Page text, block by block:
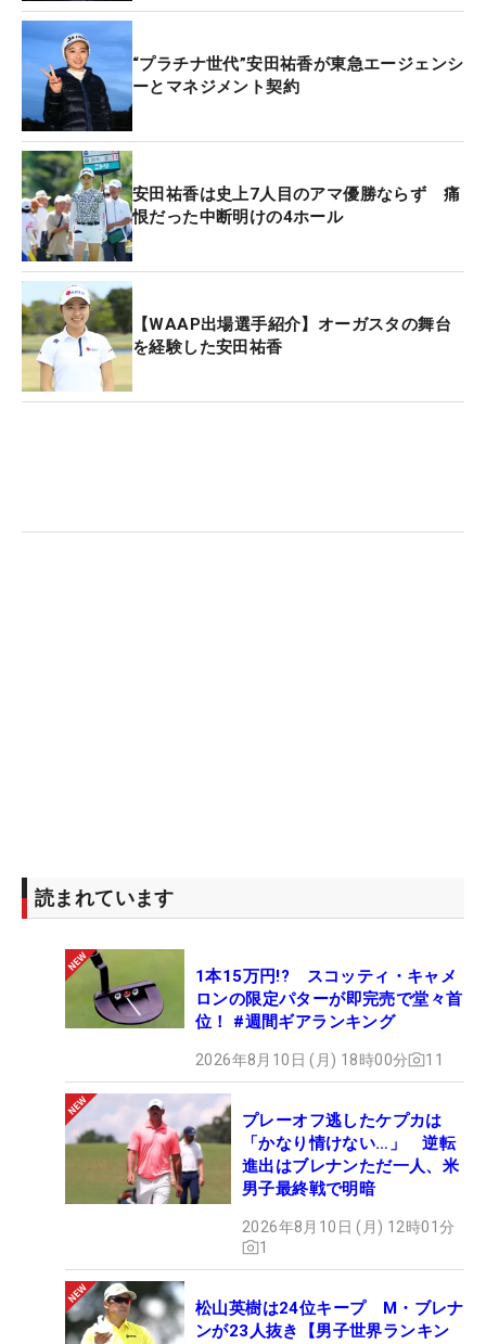
直すこと。原因は“トップの間”がないから。手と体
が同時に動いて引っかけてしまうんです。それを直
すために、自分でいろいろドリルを考えて取り組ん
でいます」
“プラチナ世代”安田祐香が東急エージェンシ
ーとマネジメント契約
安田祐香は史上7人目のアマ優勝ならず 痛
恨だった中断明けの4ホール
【WAAP出場選手紹介】オーガスタの舞台
を経験した安田祐香
読まれています
1本15万円!? スコッティ・キャメ
ロンの限定パターが即完売で堂々首
位！ #週間ギアランキング
2026年8月10日 (月) 18時00分 11
プレーオフ逃したケプカは
「かなり情けない…」 逆転
進出はブレナンただ一人、米
男子最終戦で明暗
2026年8月10日 (月) 12時01分
1
松山英樹は24位キープ M・ブレナ
ンが23人抜き【男子世界ランキン